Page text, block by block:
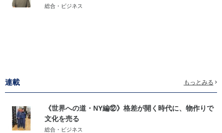
総合・ビジネス
連載 もっとみる
《世界への道・NY編⑫》格差が開く時代に、物作りで
文化を売る
総合・ビジネス